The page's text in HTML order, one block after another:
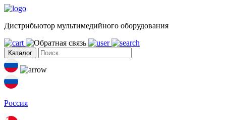
Дистрибьютор мультимедийного оборудования
Каталог
Россия